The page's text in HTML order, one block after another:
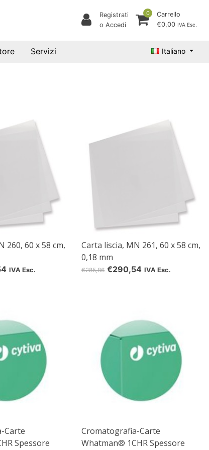
Registrati
o Accedi
0
Carrello
€0,00 IVA Esc.
Servizi Italiano
260, 60 x 58 cm,
IVA Esc.
Carta liscia, MN 261, 60 x 58 cm,
0,18 mm
€285,86 €290,54 IVA Esc.
Carte
Spessore
Cromatografia-Carte
Whatman® 1CHR Spessore